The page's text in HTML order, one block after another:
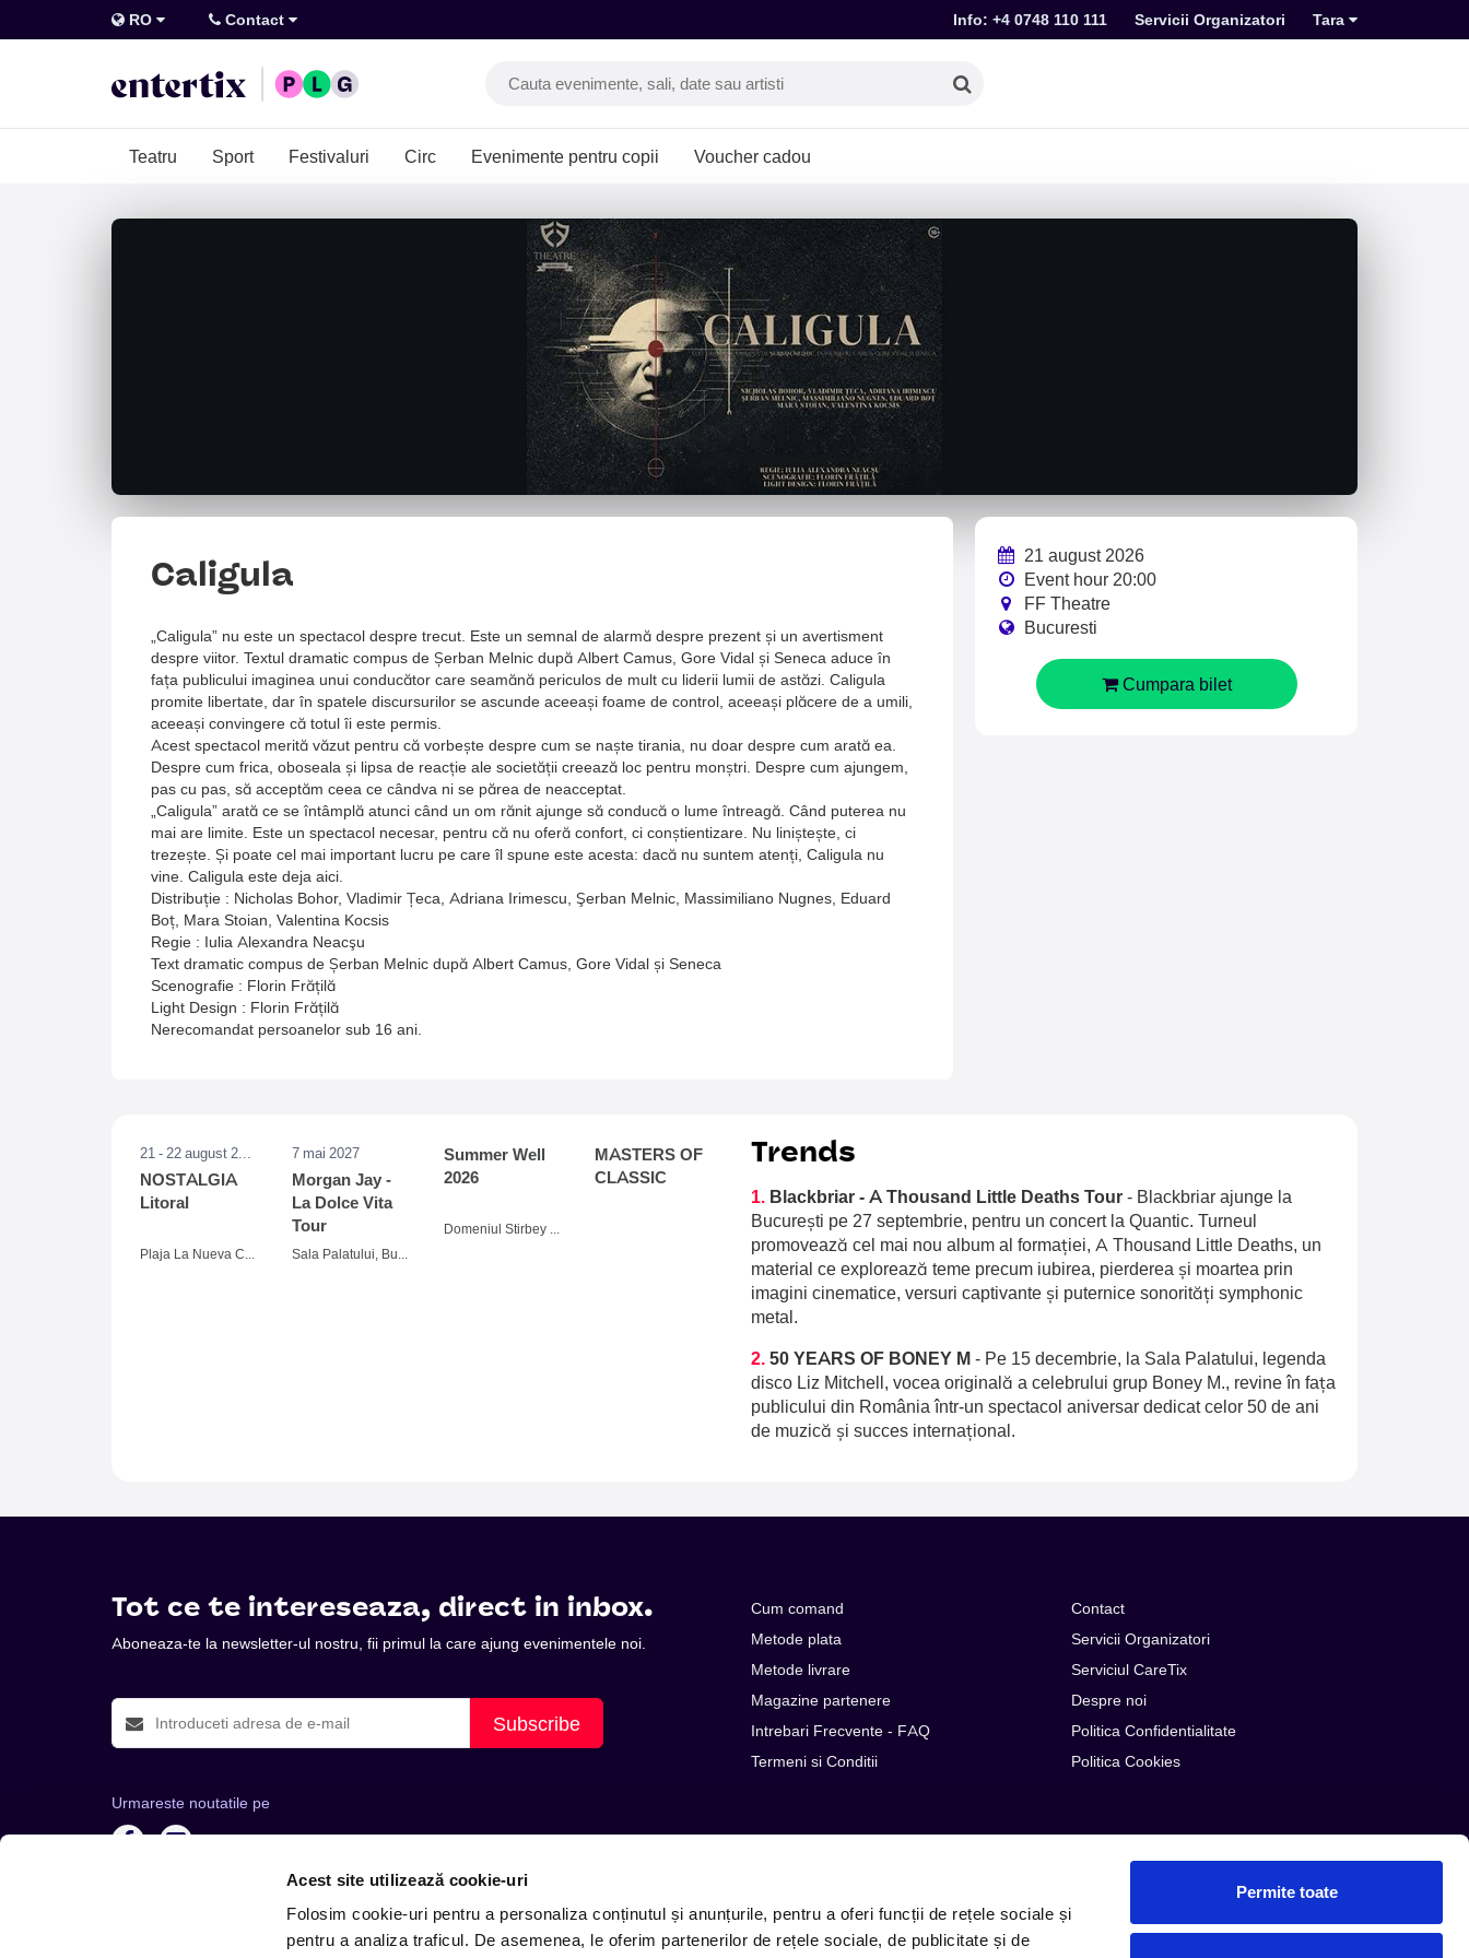
Acest site utilizează cookie-uri
Folosim cookie-uri pentru a personaliza conținutul și anunțurile, pentru a oferi funcții de rețele sociale și
pentru a analiza traficul. De asemenea, le oferim partenerilor de rețele sociale, de publicitate și de
Permite toate
RO Contact Info: +4 0748 110 111 Servicii Organizatori Tara
Teatru Sport Festivaluri Circ Evenimente pentru copii Voucher cadou
Caligula
„Caligula” nu este un spectacol despre trecut. Este un semnal de alarmă despre prezent și un avertisment
despre viitor. Textul dramatic compus de Șerban Melnic după Albert Camus, Gore Vidal și Seneca aduce în
fața publicului imaginea unui conducător care seamănă periculos de mult cu liderii lumii de astăzi. Caligula
promite libertate, dar în spatele discursurilor se ascunde aceeași foame de control, aceeași plăcere de a umili,
aceeași convingere că totul îi este permis.
Acest spectacol merită văzut pentru că vorbește despre cum se naște tirania, nu doar despre cum arată ea.
Despre cum frica, oboseala și lipsa de reacție ale societății creează loc pentru monștri. Despre cum ajungem,
pas cu pas, să acceptăm ceea ce cândva ni se părea de neacceptat.
„Caligula” arată ce se întâmplă atunci când un om rănit ajunge să conducă o lume întreagă. Când puterea nu
mai are limite. Este un spectacol necesar, pentru că nu oferă confort, ci conștientizare. Nu liniștește, ci
trezește. Și poate cel mai important lucru pe care îl spune este acesta: dacă nu suntem atenți, Caligula nu
vine. Caligula este deja aici.
Distribuție : Nicholas Bohor, Vladimir Țeca, Adriana Irimescu, Şerban Melnic, Massimiliano Nugnes, Eduard
Boț, Mara Stoian, Valentina Kocsis
Regie : Iulia Alexandra Neacşu
Text dramatic compus de Șerban Melnic după Albert Camus, Gore Vidal și Seneca
Scenografie : Florin Frățilă
Light Design : Florin Frățilă
Nerecomandat persoanelor sub 16 ani.
21 august 2026
Event hour 20:00
FF Theatre
Bucuresti
Cumpara bilet
21 - 22 august 2026
NOSTALGIA
Litoral
Plaja La Nueva Cucaracha, Mamaia
7 mai 2027
Morgan Jay -
La Dolce Vita
Tour
Sala Palatului, Bucuresti
Summer Well
2026
Domeniul Stirbey Voda, Buftea
MASTERS OF
CLASSIC
Trends
1. Blackbriar - A Thousand Little Deaths Tour - Blackbriar ajunge la
București pe 27 septembrie, pentru un concert la Quantic. Turneul
promovează cel mai nou album al formației, A Thousand Little Deaths, un
material ce explorează teme precum iubirea, pierderea și moartea prin
imagini cinematice, versuri captivante și puternice sonorități symphonic
metal.
2. 50 YEARS OF BONEY M - Pe 15 decembrie, la Sala Palatului, legenda
disco Liz Mitchell, vocea originală a celebrului grup Boney M., revine în fața
publicului din România într-un spectacol aniversar dedicat celor 50 de ani
de muzică și succes internațional.
Tot ce te intereseaza, direct in inbox.
Aboneaza-te la newsletter-ul nostru, fii primul la care ajung evenimentele noi.
Subscribe
Urmareste noutatile pe
Cum comand
Metode plata
Metode livrare
Magazine partenere
Intrebari Frecvente - FAQ
Termeni si Conditii
Contact
Servicii Organizatori
Serviciul CareTix
Despre noi
Politica Confidentialitate
Politica Cookies